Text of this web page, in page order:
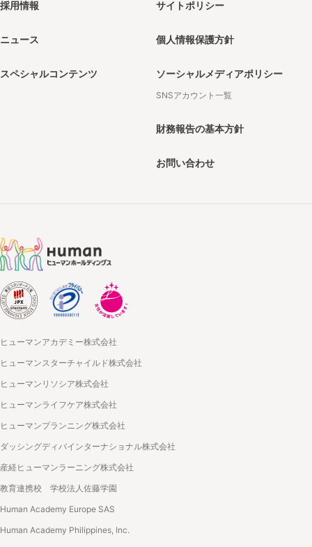
採用情報
ニュース
スペシャルコンテンツ
サイトポリシー
個人情報保護方針
ソーシャルメディアポリシー
SNSアカウント一覧
財務報告の基本方針
お問い合わせ
ヒューマンアカデミー株式会社
ヒューマンスターチャイルド株式会社
ヒューマンリソシア株式会社
ヒューマンライフケア株式会社
ヒューマンプランニング株式会社
ダッシングディバインターナショナル株式会社
産経ヒューマンラーニング株式会社
教育連携校 学校法人佐藤学園
Human Academy Europe SAS
Human Academy Philippines, Inc.